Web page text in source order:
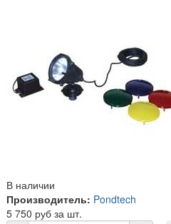
В наличии
Производитель: Pondtech
5 750 руб за шт.